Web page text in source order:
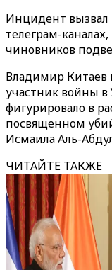
Инцидент
телеграм-
чиновников
Владимир Китаев
участник войны в
фигурировало в
посвященном
Исмаила Аль-
ЧИТАЙТЕ ТАКЖЕ